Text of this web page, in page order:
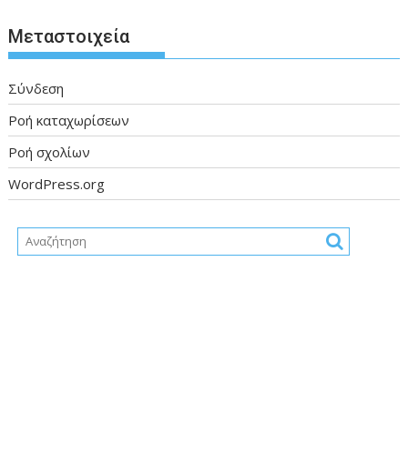
Μεταστοιχεία
Σύνδεση
Ροή καταχωρίσεων
Ροή σχολίων
WordPress.org